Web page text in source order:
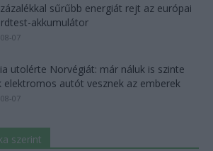
sűrűbb energiát rejt az európai
akkumulátor
07
utolérte Norvégiát: már náluk is szinte
elektromos autót vesznek az emberek
07
szerint